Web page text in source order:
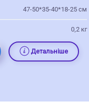
47-50*35-40*18-25 см
0,2 кг
Детальніше